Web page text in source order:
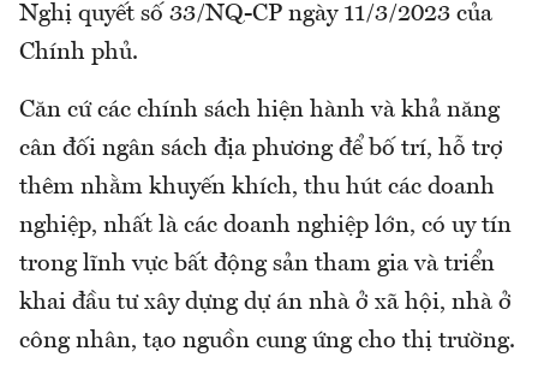
Nghị quyết số 33/NQ-CP ngày 11/3/2023 của
Chính phủ.
Căn cứ các chính sách hiện hành và khả năng
cân đối ngân sách địa phương để bố trí, hỗ trợ
thêm nhằm khuyến khích, thu hút các doanh
nghiệp, nhất là các doanh nghiệp lớn, có uy tín
trong lĩnh vực bất động sản tham gia và triển
khai đầu tư xây dựng dự án nhà ở xã hội, nhà ở
công nhân, tạo nguồn cung ứng cho thị trường.